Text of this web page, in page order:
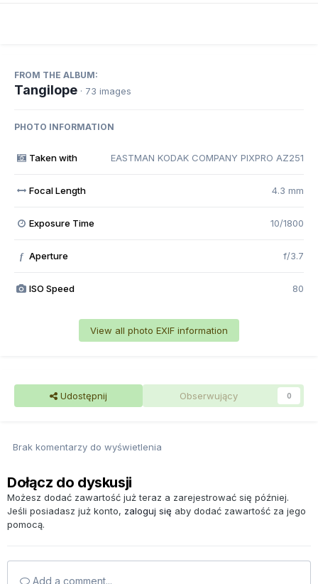
FROM THE ALBUM:
Tangilope · 73 images
PHOTO INFORMATION
Taken with EASTMAN KODAK COMPANY PIXPRO AZ251
Focal Length 4.3 mm
Exposure Time 10/1800
f Aperture f/3.7
ISO Speed 80
View all photo EXIF information
Udostępnij Obserwujący 0
Brak komentarzy do wyświetlenia
Dołącz do dyskusji
Możesz dodać zawartość już teraz a zarejestrować się później.
Jeśli posiadasz już konto, zaloguj się aby dodać zawartość za jego
pomocą.
Add a comment...